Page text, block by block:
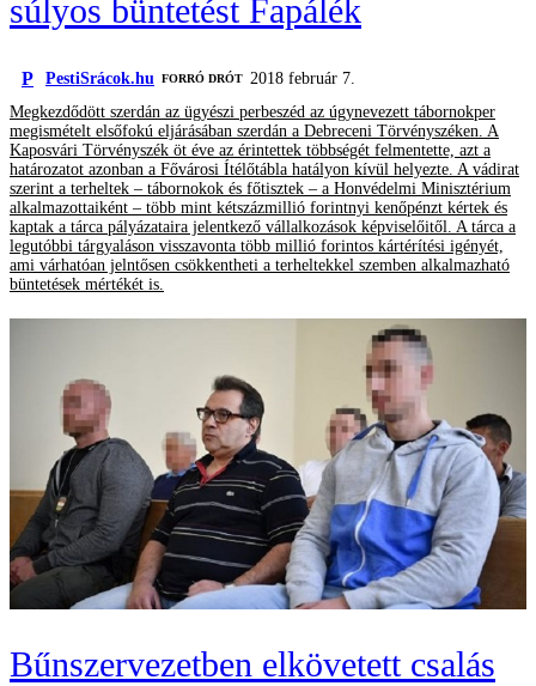
súlyos büntetést Fapálék
P PestiSrácok.hu FORRÓ DRÓT 2018 február 7.
Megkezdődött szerdán az ügyészi perbeszéd az úgynevezett tábornokper
megismételt elsőfokú eljárásában szerdán a Debreceni Törvényszéken. A
Kaposvári Törvényszék öt éve az érintettek többségét felmentette, azt a
határozatot azonban a Fővárosi Ítélőtábla hatályon kívül helyezte. A vádirat
szerint a terheltek – tábornokok és főtisztek – a Honvédelmi Minisztérium
alkalmazottaiként – több mint kétszázmillió forintnyi kenőpénzt kértek és
kaptak a tárca pályázataira jelentkező vállalkozások képviselőitől. A tárca a
legutóbbi tárgyaláson visszavonta több millió forintos kártérítési igényét,
ami várhatóan jelntősen csökkentheti a terheltekkel szemben alkalmazható
büntetések mértékét is.
Bűnszervezetben elkövetett csalás